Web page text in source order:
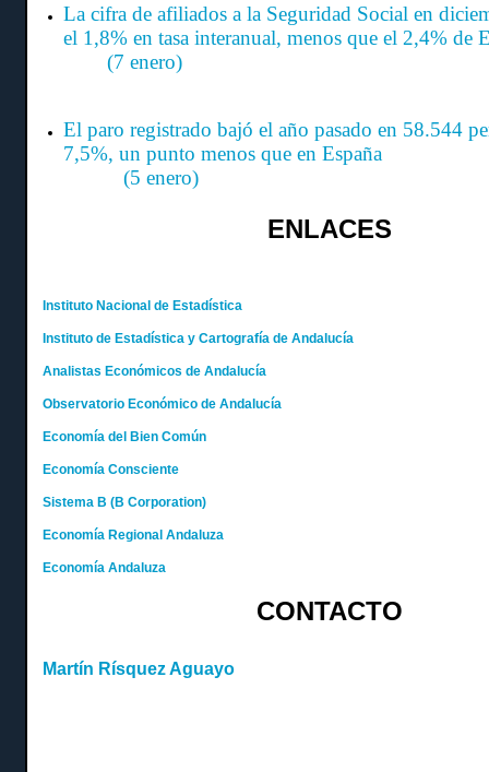
La cifra de afiliados a la Seguridad Social en
el 1,8% en tasa interanual, menos que el
(7 enero)
El paro registrado bajó el año pasado en 58.544
7,5%, un punto menos que
(5 enero)
ENLACES
Instituto Nacional de Estadística
Instituto de Estadística y Cartografía de Andalucía
Analistas Económicos de Andalucía
Observatorio Económico de Andalucía
Economía del Bien Común
Economía Consciente
Sistema B (B Corporation)
Economía Regional Andaluza
Economía Andaluza
CONTACTO
Martín Rísquez Aguayo